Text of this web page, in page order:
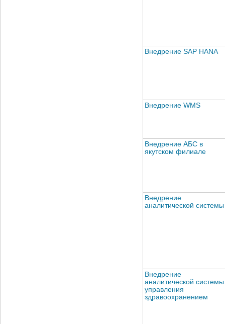
Внедрение SAP HANA
Внедрение WMS
Внедрение АБС в
якутском филиале
Внедрение
аналитической системы
Внедрение
аналитической системы
управления
здравоохранением